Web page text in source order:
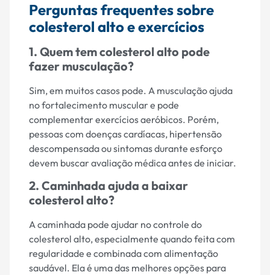
Perguntas frequentes sobre
colesterol alto e exercícios
1. Quem tem colesterol alto pode
fazer musculação?
Sim, em muitos casos pode. A musculação ajuda
no fortalecimento muscular e pode
complementar exercícios aeróbicos. Porém,
pessoas com doenças cardíacas, hipertensão
descompensada ou sintomas durante esforço
devem buscar avaliação médica antes de iniciar.
2. Caminhada ajuda a baixar
colesterol alto?
A caminhada pode ajudar no controle do
colesterol alto, especialmente quando feita com
regularidade e combinada com alimentação
saudável. Ela é uma das melhores opções para